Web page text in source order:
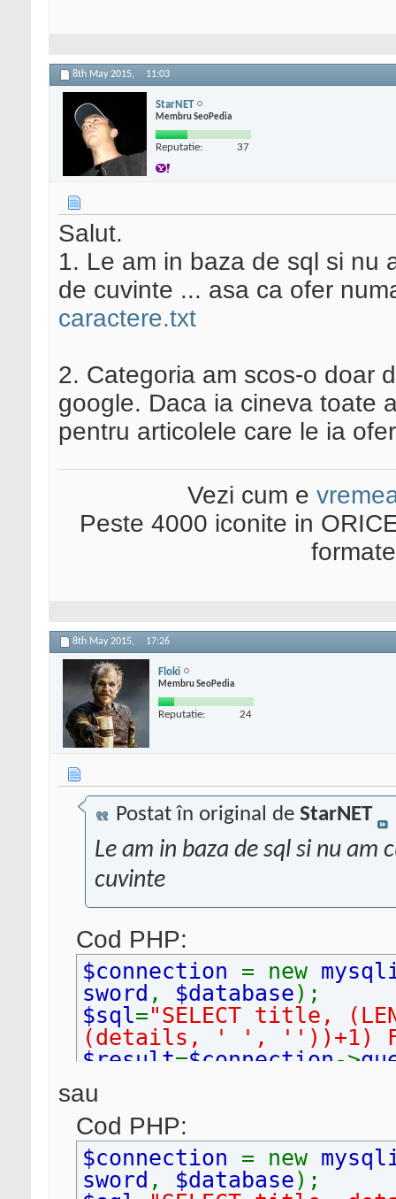
8th May 2015, 11:03
StarNET
Membru SeoPedia
Reputatie: 37
Salut.
1. Le am in baza de sql si nu
de cuvinte ... asa ca ofer
caractere.txt
2. Categoria am scos-o doar
google. Daca ia cineva toate
pentru articolele care le ia
Vezi cum e
Peste 4000 iconite in
8th May 2015, 17:26
Floki
Membru SeoPedia
Reputatie: 24
Postat în original de StarNET
Le am in baza de sql si nu
cuvinte
Cod PHP:
$connection = new
sword , $database);
$sql="SELECT title,
(details, ' ', ''))+1)
$result=$connection ->
while(
echo
}
$connection->close();
sau
Cod PHP:
$connection = new
sword , $database);